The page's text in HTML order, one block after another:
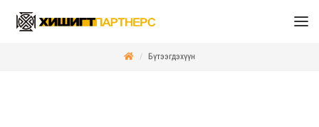
Бүтээгдэхүүн